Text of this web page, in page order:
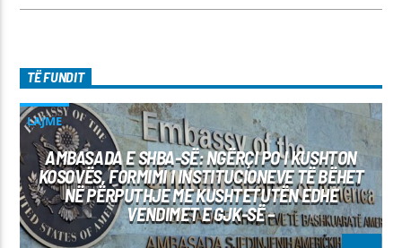
TË FUNDIT
LAJME
AMBASADA E SHBA-SË: NGËRÇI PO I KUSHTON
KOSOVËS, FORMIMI I INSTITUCIONEVE TË BËHET
NË PËRPUTHJE ME KUSHTETUTËN EDHE
VENDIMET E GJK-SË –